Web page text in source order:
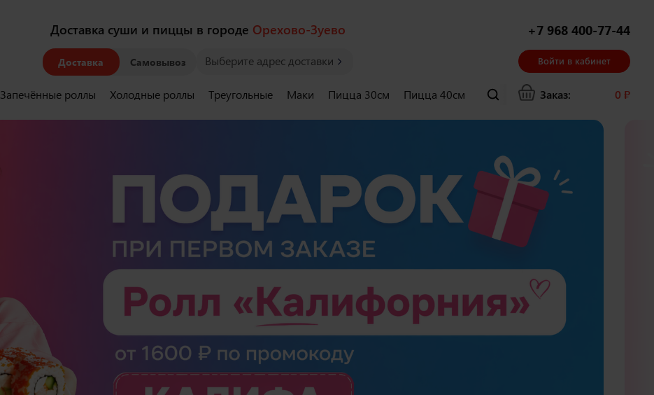
Доставка суши и пиццы в городе Орехово-Зуево
Доставка Самовывоз Выберите адрес доставки
+7 968 400-77-44
Войти в кабинет
Заказ: 0 ₽
Запечённые роллы Холодные роллы Треугольные Маки Пицца 30см Пицца 40см Суши и гунканы Хачапури